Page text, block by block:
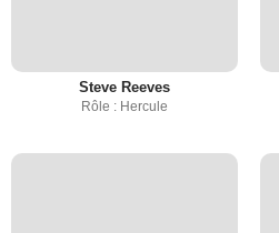
Steve Reeves
Rôle : Hercule